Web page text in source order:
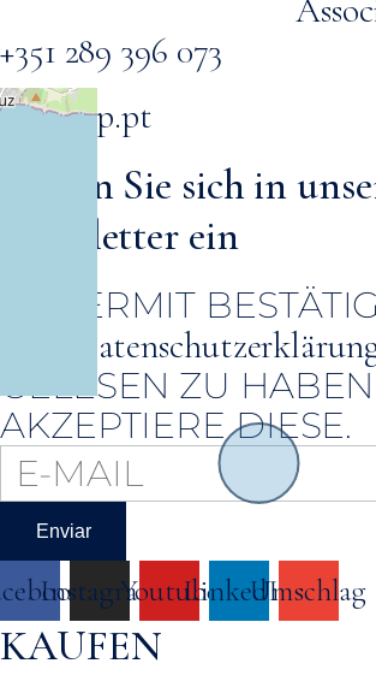
+351 289 396 073
info@qp.pt
Tragen Sie sich in
Newsletter ein
HIERMIT
GELESEN ZU
AKZEPTIERE DIESE.
Enviar
InstagramYoutubeLinkedInUmschlag
KAUFEN